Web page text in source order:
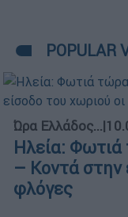
POPULAR
Ώρα Ελλάδος...|
Ηλεία:
– Κοντά στην
φλόγες